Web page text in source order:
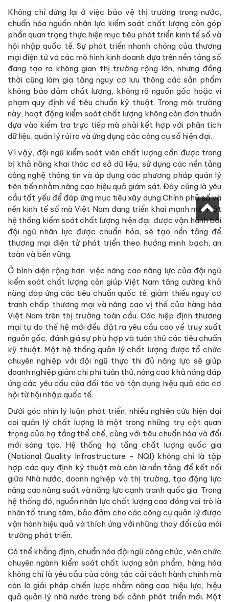
Không chỉ dừng lại ở việc bảo vệ thị trường trong nước,
chuẩn hóa nguồn nhân lực kiểm soát chất lượng còn góp
phần quan trọng thực hiện mục tiêu phát triển kinh tế số và
hội nhập quốc tế. Sự phát triển nhanh chóng của thương
mại điện tử và các mô hình kinh doanh dựa trên nền tảng số
đang tạo ra không gian thị trường rộng lớn, nhưng đồng
thời cũng làm gia tăng nguy cơ lưu thông các sản phẩm
không bảo đảm chất lượng, không rõ nguồn gốc hoặc vi
phạm quy định về tiêu chuẩn kỹ thuật. Trong môi trường
này, hoạt động kiểm soát chất lượng không còn đơn thuần
dựa vào kiểm tra trực tiếp mà phải kết hợp với phân tích
dữ liệu, quản lý rủi ro và ứng dụng các công cụ số hiện đại.
Vì vậy, đội ngũ kiểm soát viên chất lượng cần được trang
bị khả năng khai thác cơ sở dữ liệu, sử dụng các nền tảng
công nghệ thông tin và áp dụng các phương pháp quản lý
tiên tiến nhằm nâng cao hiệu quả giám sát. Đây cũng là yêu
cầu tất yếu để đáp ứng mục tiêu xây dựng Chính phủ số và
nền kinh tế số mà Việt Nam đang triển khai mạnh mẽ. Một
hệ thống kiểm soát chất lượng hiện đại, được vận hành bởi
đội ngũ nhân lực được chuẩn hóa, sẽ tạo nền tảng để
thương mại điện tử phát triển theo hướng minh bạch, an
toàn và bền vững.
Ở bình diện rộng hơn, việc nâng cao năng lực của đội ngũ
kiểm soát chất lượng còn giúp Việt Nam tăng cường khả
năng đáp ứng các tiêu chuẩn quốc tế, giảm thiểu nguy cơ
tranh chấp thương mại và nâng cao vị thế của hàng hóa
Việt Nam trên thị trường toàn cầu. Các hiệp định thương
mại tự do thế hệ mới đều đặt ra yêu cầu cao về truy xuất
nguồn gốc, đánh giá sự phù hợp và tuân thủ các tiêu chuẩn
kỹ thuật. Một hệ thống quản lý chất lượng được tổ chức
chuyên nghiệp với đội ngũ thực thi đủ năng lực sẽ giúp
doanh nghiệp giảm chi phí tuân thủ, nâng cao khả năng đáp
ứng các yêu cầu của đối tác và tận dụng hiệu quả các cơ
hội từ hội nhập quốc tế.
Dưới góc nhìn lý luận phát triển, nhiều nghiên cứu hiện đại
coi quản lý chất lượng là một trong những trụ cột quan
trọng của hạ tầng thể chế, cùng với tiêu chuẩn hóa và đổi
mới sáng tạo. Hệ thống hạ tầng chất lượng quốc gia
(National Quality Infrastructure - NQI) không chỉ là tập
hợp các quy định kỹ thuật mà còn là nền tảng để kết nối
giữa Nhà nước, doanh nghiệp và thị trường, tạo động lực
nâng cao năng suất và năng lực cạnh tranh quốc gia. Trong
hệ thống đó, nguồn nhân lực chất lượng cao đóng vai trò là
nhân tố trung tâm, bảo đảm cho các công cụ quản lý được
vận hành hiệu quả và thích ứng với những thay đổi của môi
trường phát triển.
Có thể khẳng định, chuẩn hóa đội ngũ công chức, viên chức
chuyên ngành kiểm soát chất lượng sản phẩm, hàng hóa
không chỉ là yêu cầu của công tác cải cách hành chính mà
còn là giải pháp chiến lược nhằm nâng cao hiệu lực, hiệu
quả quản lý nhà nước trong bối cảnh phát triển mới. Một